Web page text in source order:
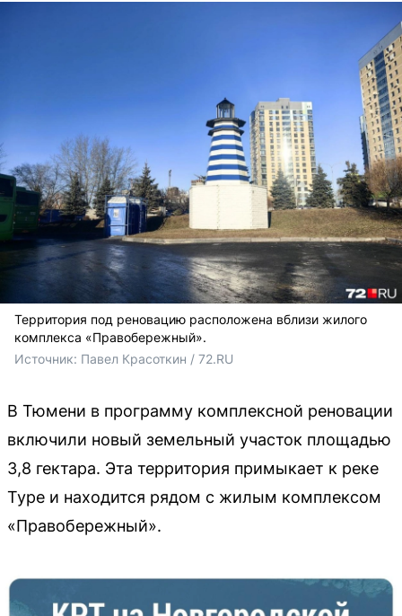
Территория под реновацию расположена вблизи жилого
комплекса «Правобережный».
Источник: Павел Красоткин / 72.RU
В Тюмени в программу комплексной реновации
включили новый земельный участок площадью
3,8 гектара. Эта территория примыкает к реке
Туре и находится рядом с жилым комплексом
«Правобережный».